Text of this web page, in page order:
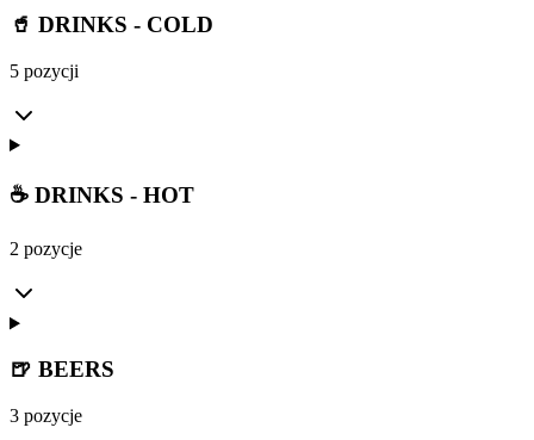
🥤 DRINKS - COLD
5 pozycji
☕ DRINKS - HOT
2 pozycje
🍺 BEERS
3 pozycje